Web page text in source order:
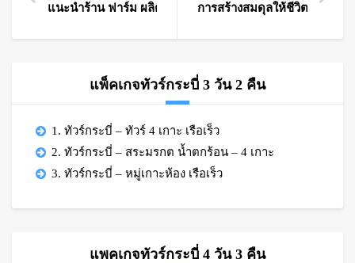
แนะนำร้าน ฟาร์ม ผลิต และขายไข่มุกแท้ ภูเก็ต
การสร้างสมดุลให้ชีวิต เพื่อสุ
แพ็คเกจทัวร์กระบี่ 3 วัน 2 คืน
1. ทัวร์กระบี่ – ทัวร์ 4 เกาะ เรือเร็ว
2. ทัวร์กระบี่ – สระมรกต น้ำตกร้อน – 4 เกาะ
3. ทัวร์กระบี่ – หมู่เกาะห้อง เรือเร็ว
แพคเกจทัวร์กระบี่ 4 วัน 3 คืน